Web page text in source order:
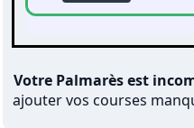
Votre Palmarès est
ajouter vos courses